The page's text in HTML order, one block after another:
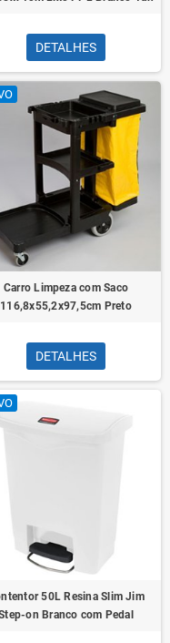
DETALHES
Carro Limpeza com Saco
116,8x55,2x97,5cm Preto
DETALHES
50L Resina Slim Jim
on Branco com Pedal